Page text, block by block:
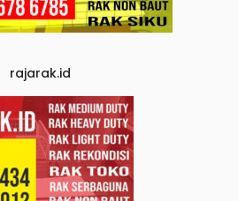
rajarak.id